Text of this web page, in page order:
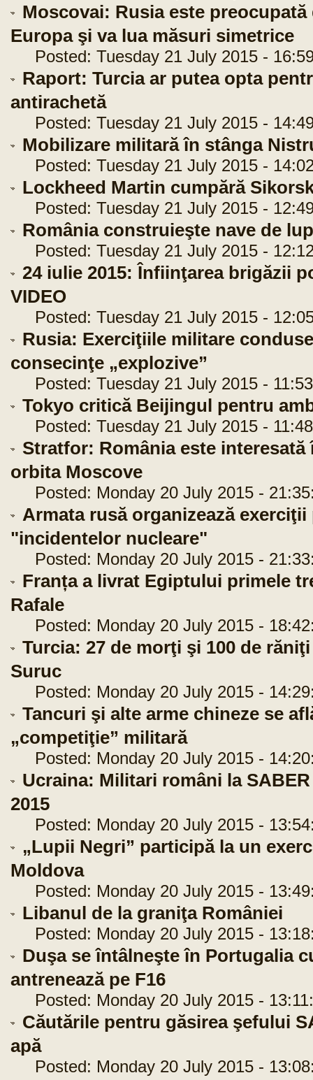
Moscovai: Rusia este
Europa şi va lua măsuri simetrice
Posted: Tuesday 21 July 2015 -
Raport: Turcia ar putea opta
antirachetă
Posted: Tuesday 21 July 2015 -
Mobilizare militară în stânga
Posted: Tuesday 21 July 2015 -
Lockheed Martin cumpără
Posted: Tuesday 21 July 2015 -
România construieşte nave de
Posted: Tuesday 21 July 2015 -
24 iulie 2015: Înfiinţarea brigăzii
VIDEO
Posted: Tuesday 21 July 2015 -
Rusia: Exerciţiile militare
consecinţe „explozive”
Posted: Tuesday 21 July 2015 -
Tokyo critică Beijingul pentru
Posted: Tuesday 21 July 2015 -
Stratfor: România este
orbita Moscove
Posted: Monday 20 July 2015 -
Armata rusă organizează
"incidentelor nucleare"
Posted: Monday 20 July 2015 -
Franța a livrat Egiptului primele
Rafale
Posted: Monday 20 July 2015 -
Turcia: 27 de morţi şi 100 de
Suruc
Posted: Monday 20 July 2015 -
Tancuri şi alte arme chineze se
„competiţie” militară
Posted: Monday 20 July 2015 -
Ucraina: Militari români la
2015
Posted: Monday 20 July 2015 -
„Lupii Negri” participă la un
Moldova
Posted: Monday 20 July 2015 -
Libanul de la graniţa României
Posted: Monday 20 July 2015 -
Duşa se întâlneşte în Portugalia
antrenează pe F16
Posted: Monday 20 July 2015 -
Căutările pentru găsirea şefului
apă
Posted: Monday 20 July 2015 -